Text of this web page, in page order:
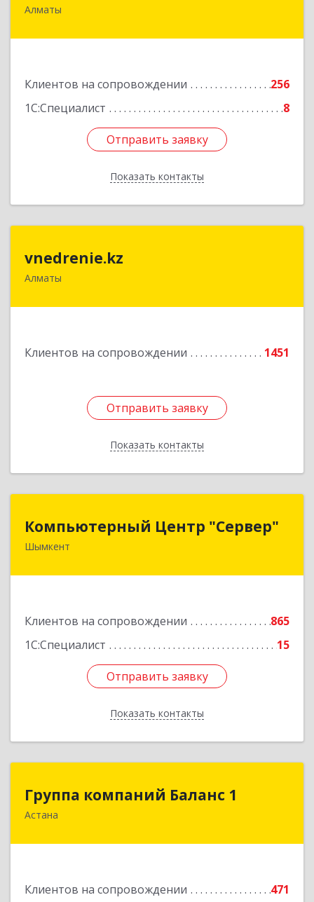
Алматы
Клиентов на сопровождении
256
1С:Специалист
8
Отправить заявку
Показать контакты
Отправить заявку
Назад
vnedrenie.kz
Алматы
Клиентов на сопровождении 1451
Отправить заявку
Показать контакты
Казахстан, г.Алматы, ул.Прокофьева 45-56
Отправить заявку
Назад
Компьютерный Центр "Сервер"
Шымкент
Клиентов на сопровождении
865
1С:Специалист
15
Отправить заявку
Показать контакты
Компьютерный Центр "Сервер"
Казахстан, 160000, г. Шымкент, ул. Казыбек-Би,
Отправить заявку
Назад
Группа компаний Баланс 1
Астана
Клиентов на сопровождении
471
Группа компаний Баланс 1
010000 Республика Казахстан, г. Нур-Султан,
Подробнее